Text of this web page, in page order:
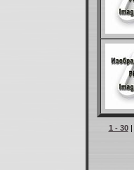
1 - 30|